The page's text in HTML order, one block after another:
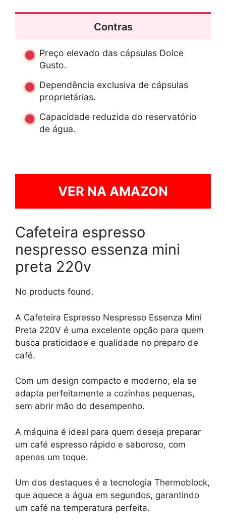
Contras
Preço elevado das cápsulas Dolce
Gusto.
Dependência exclusiva de cápsulas
proprietárias.
Capacidade reduzida do reservatório
de água.
VER NA AMAZON
Cafeteira espresso
nespresso essenza mini
preta 220v
No products found.
A Cafeteira Espresso Nespresso Essenza Mini
Preta 220V é uma excelente opção para quem
busca praticidade e qualidade no preparo de
café.
Com um design compacto e moderno, ela se
adapta perfeitamente a cozinhas pequenas,
sem abrir mão do desempenho.
A máquina é ideal para quem deseja preparar
um café espresso rápido e saboroso, com
apenas um toque.
Um dos destaques é a tecnologia Thermoblock,
que aquece a água em segundos, garantindo
um café na temperatura perfeita.